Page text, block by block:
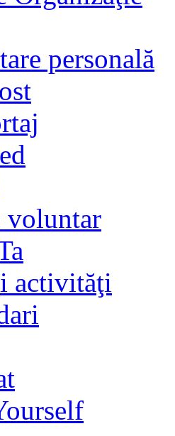
personală
voluntar
activităţi